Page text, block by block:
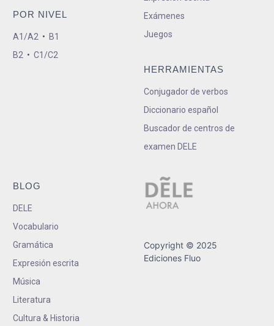
POR NIVEL
A1/A2 • B1
B2 • C1/C2
Exámenes
Juegos
HERRAMIENTAS
Conjugador de verbos
Diccionario español
Buscador de centros de
examen DELE
BLOG
DELE
Vocabulario
Gramática
Expresión escrita
Música
Literatura
Cultura & Historia
Copyright © 2025
Ediciones Fluo